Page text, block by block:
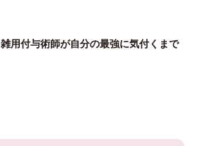
雑用付与術師が自分の最強に気付くまで